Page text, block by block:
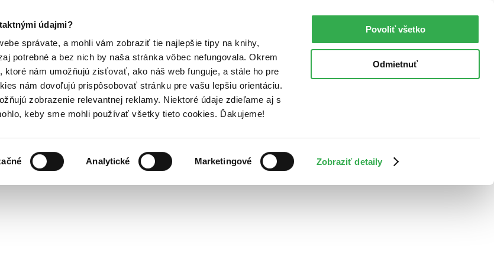
údajmi?
správate, a mohli vám zobraziť tie najlepšie tipy na knihy,
potrebné a bez nich by naša stránka vôbec nefungovala. Okrem
nám umožňujú zisťovať, ako náš web funguje, a stále ho pre
nám dovoľujú prispôsobovať stránku pre vašu lepšiu orientáciu.
zobrazenie relevantnej reklamy. Niektoré údaje zdieľame aj s
keby sme mohli používať všetky tieto cookies. Ďakujeme!
Analytické Marketingové Zobraziť detaily
Povoliť všetko
Odmietnuť